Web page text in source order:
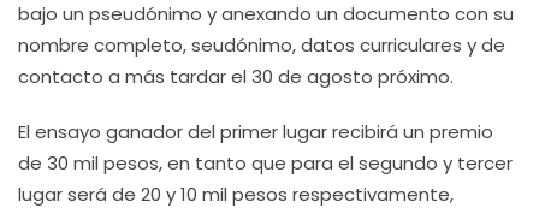
bajo un pseudónimo y anexando un documento con su
nombre completo, seudónimo, datos curriculares y de
contacto a más tardar el 30 de agosto próximo.
El ensayo ganador del primer lugar recibirá un premio
de 30 mil pesos, en tanto que para el segundo y tercer
lugar será de 20 y 10 mil pesos respectivamente,